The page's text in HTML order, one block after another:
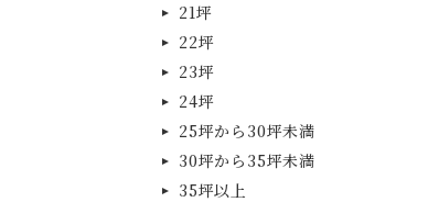
21坪
22坪
23坪
24坪
25坪から30坪未満
30坪から35坪未満
35坪以上